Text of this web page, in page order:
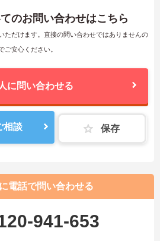
のお問い合わせはこちら
ただけます。直接の問い合わせではありませんの
ご安心ください。
に問い合わせる
相談 保存
電話で問い合わせる
941-653